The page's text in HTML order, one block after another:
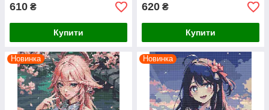
610 ₴
Купити
620 ₴
Купити
Новинка Новинка